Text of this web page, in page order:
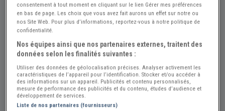
Réf : A740690 Actualisée le : 23/07/2026
consentement à tout moment en cliquant sur le lien Gérer mes préférences
en bas de page. Les choix que vous avez fait aurons un effet sur notre ou
nos Site Web. Pour plus d’informations, reportez-vous à notre politique de
confidentialité.
Nos équipes ainsi que nos partenaires externes, traitent des
données selon les finalités suivantes :
Utiliser des données de géolocalisation précises. Analyser activement les
caractéristiques de l’appareil pour l’identification. Stocker et/ou accéder à
des informations sur un appareil. Publicités et contenu personnalisés,
mesure de performance des publicités et du contenu, études d’audience et
développement de services.
Liste de nos partenaires (fournisseurs)